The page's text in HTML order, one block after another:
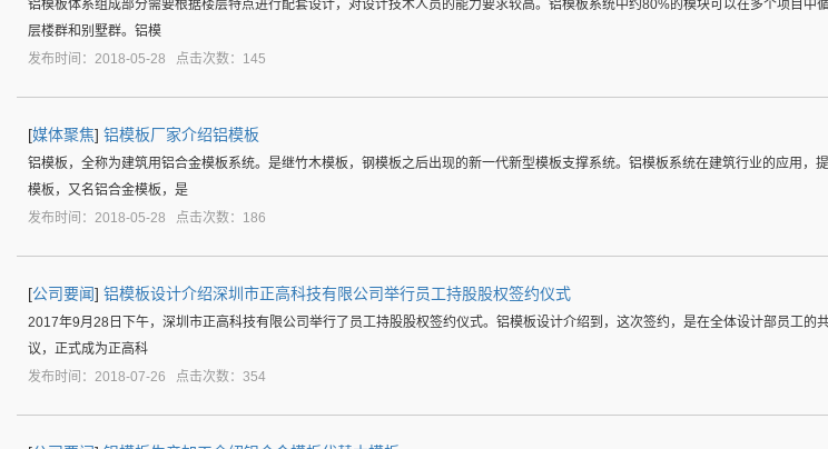
铝模板体系组成部分需要根据楼层特点进行配套设计，对设计技术人员的能力要求较高。铝模板系统中约80%的模块可以在多个项目
层楼群和别墅群。铝模
发布时间：2018-05-28 点击次数：145
[媒体聚焦] 铝模板厂家介绍铝模板
铝模板，全称为建筑用铝合金模板系统。是继竹木模板，钢模板之后出现的新一代新型模板支撑系统。铝模板系统在建筑行业的应用
模板，又名铝合金模板，是
发布时间：2018-05-28 点击次数：186
[公司要闻] 铝模板设计介绍深圳市正高科技有限公司举行员工持股股权签约仪式
2017年9月28日下午，深圳市正高科技有限公司举行了员工持股股权签约仪式。铝模板设计介绍到，这次签约，是在全体设计部员工
议，正式成为正高科
发布时间：2018-07-26 点击次数：354